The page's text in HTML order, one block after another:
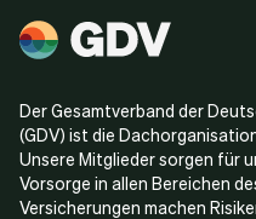
Der Gesamtverband der
(GDV) ist die
Unsere Mitglieder sorgen für
Vorsorge in allen Bereichen
Versicherungen machen